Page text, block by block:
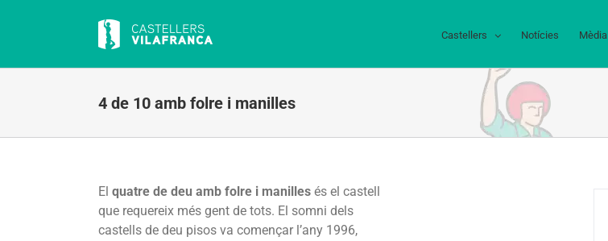
Castellers Notícies Mèdia
4 de 10 amb folre i manilles
El quatre de deu amb folre i manilles és el castell
que requereix més gent de tots. El somni dels
castells de deu pisos va començar l’any 1996,